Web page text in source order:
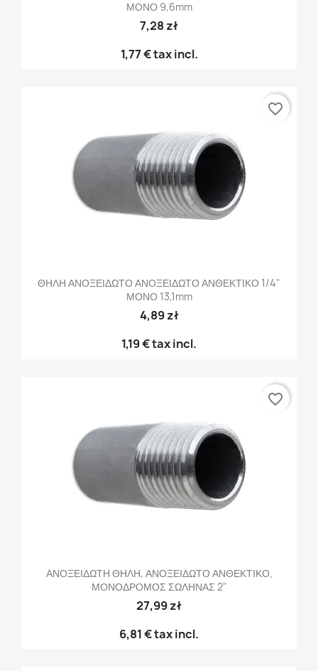
ΜΟΝΟ 9,6mm
7,28 zł
1,77 €tax incl.
ΘΗΛΗ ΑΝΟΞΕΙΔΩΤΟ ΑΝΟΞΕΙΔΩΤΟ ΑΝΘΕΚΤΙΚΟ 1/4"
ΜΟΝΟ 13,1mm
4,89 zł
1,19 €tax incl.
favorite_border
ΑΝΟΞΕΙΔΩΤΗ ΘΗΛΗ, ΑΝΟΞΕΙΔΩΤΟ ΑΝΘΕΚΤΙΚΟ,
ΜΟΝΟΔΡΟΜΟΣ ΣΩΛΗΝΑΣ 2"
27,99 zł
6,81 €tax incl.
favorite_border